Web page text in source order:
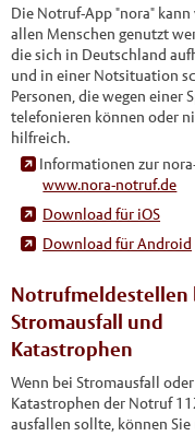
Die Notruf-App "nora" kann
allen Menschen genutzt
die sich in Deutschland
und in einer Notsituation
Personen, die wegen einer
telefonieren können oder
hilfreich.
Informationen zur
www.nora-notruf.de
Download für iOS
Download für Android
Notrufmeldestellen
Stromausfall und
Katastrophen
Wenn bei Stromausfall oder
Katastrophen der Notruf
ausfallen sollte, können Sie